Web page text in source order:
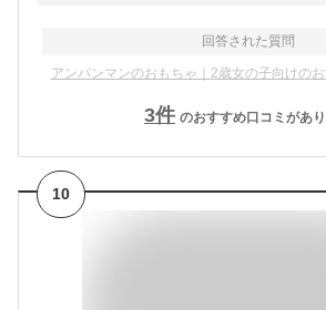
回答された質問
アンパンマンのおもちゃ｜2歳女の子向けの
3件 のおすすめ口コミがあ
10